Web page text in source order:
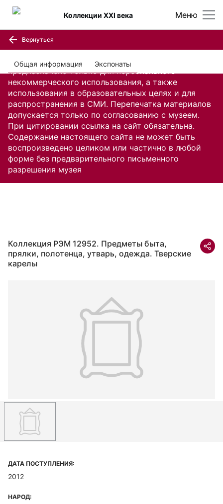
Содержание настоящего сайта, включая все
изображения и текстовую информацию,
предназначено только для персонального
некоммерческого использования, а также
использования в образовательных целях и для
распространения в СМИ. Перепечатка материалов
допускается только по согласованию с музеем.
При цитировании ссылка на сайт обязательна.
Содержание настоящего сайта не может быть
воспроизведено целиком или частично в любой
форме без предварительного письменного
разрешения музея
Меню
Коллекции XXI века
Вернуться
Общая информация Экспонаты
Коллекция РЭМ 12952. Предметы быта,
прялки, полотенца, утварь, одежда. Тверские
карелы
ДАТА ПОСТУПЛЕНИЯ:
2012
НАРОД: